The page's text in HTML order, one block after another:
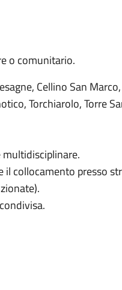
o comunitario.
Cellino San
Torchiarolo, Torre
collocamento presso